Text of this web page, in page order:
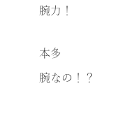
腕力！
本多
腕なの！？